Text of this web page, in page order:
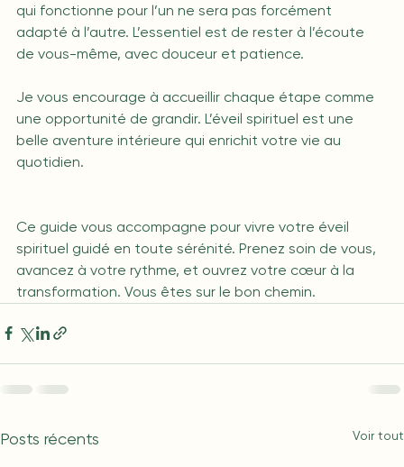
qui fonctionne pour l’un ne sera pas forcément
adapté à l’autre. L’essentiel est de rester à l’écoute
de vous-même, avec douceur et patience.
Je vous encourage à accueillir chaque étape comme
une opportunité de grandir. L’éveil spirituel est une
belle aventure intérieure qui enrichit votre vie au
quotidien.
Ce guide vous accompagne pour vivre votre éveil
spirituel guidé en toute sérénité. Prenez soin de vous,
avancez à votre rythme, et ouvrez votre cœur à la
transformation. Vous êtes sur le bon chemin.
Posts récents Voir tout